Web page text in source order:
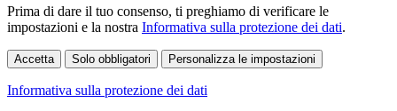
Prima di dare il tuo consenso, ti preghiamo di verificare le
impostazioni e la nostra Informativa sulla protezione dei dati.
Accetta Solo obbligatori Personalizza le impostazioni
Informativa sulla protezione dei dati